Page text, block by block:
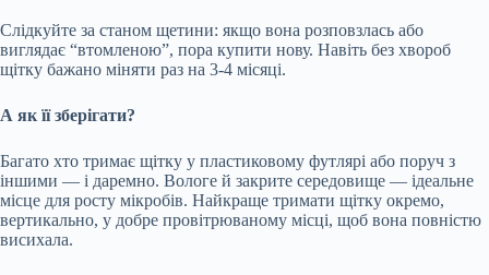
Слідкуйте за станом щетини: якщо вона розповзлась або
виглядає “втомленою”, пора купити нову. Навіть без хвороб
щітку бажано міняти раз на 3-4 місяці.
А як її зберігати?
Багато хто тримає щітку у пластиковому футлярі або поруч з
іншими — і даремно. Вологе й закрите середовище — ідеальне
місце для росту мікробів. Найкраще тримати щітку окремо,
вертикально, у добре провітрюваному місці, щоб вона повністю
висихала.